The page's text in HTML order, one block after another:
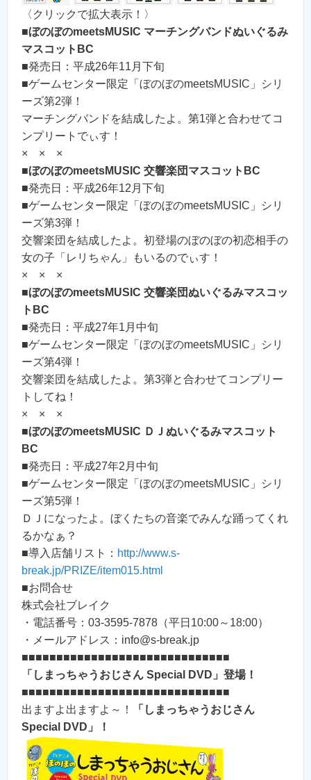
〈クリックで拡大表示！〉
■ぼのぼのmeetsMUSIC マーチングバンドぬいぐるみ
マスコットBC
■発売日：平成26年11月下旬
■ゲームセンター限定「ぼのぼのmeetsMUSIC」シリ
ーズ第2弾！
マーチングバンドを結成したよ。第1弾と合わせてコ
ンプリートでぃす！
× × ×
■ぼのぼのmeetsMUSIC 交響楽団マスコットBC
■発売日：平成26年12月下旬
■ゲームセンター限定「ぼのぼのmeetsMUSIC」シリ
ーズ第3弾！
交響楽団を結成したよ。初登場のぼのぼの初恋相手の
女の子「レリちゃん」もいるのでぃす！
× × ×
■ぼのぼのmeetsMUSIC 交響楽団ぬいぐるみマスコッ
トBC
■発売日：平成27年1月中旬
■ゲームセンター限定「ぼのぼのmeetsMUSIC」シリ
ーズ第4弾！
交響楽団を結成したよ。第3弾と合わせてコンプリー
トしてね！
× × ×
■ぼのぼのmeetsMUSIC ＤＪぬいぐるみマスコット
BC
■発売日：平成27年2月中旬
■ゲームセンター限定「ぼのぼのmeetsMUSIC」シリ
ーズ第5弾！
ＤＪになったよ。ぼくたちの音楽でみんな踊ってくれ
るかなぁ？
■導入店舗リスト： http://www.s-
break.jp/PRIZE/item015.html
■お問合せ
株式会社ブレイク
・電話番号：03-3595-7878（平日10:00～18:00）
・メールアドレス：info@s-break.jp
■■■■■■■■■■■■■■■■■■■■■■■■■■■■■■
「しまっちゃうおじさん Special DVD」登場！
■■■■■■■■■■■■■■■■■■■■■■■■■■■■■■
出ますよ出ますよ～！
「しまっちゃうおじさん
Special DVD」！